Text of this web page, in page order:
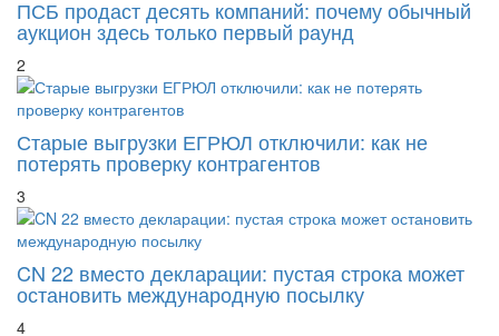
аукцион здесь только первый раунд
2
Старые выгрузки ЕГРЮЛ отключили: как не
потерять проверку контрагентов
3
CN 22 вместо декларации: пустая строка может
остановить международную посылку
4